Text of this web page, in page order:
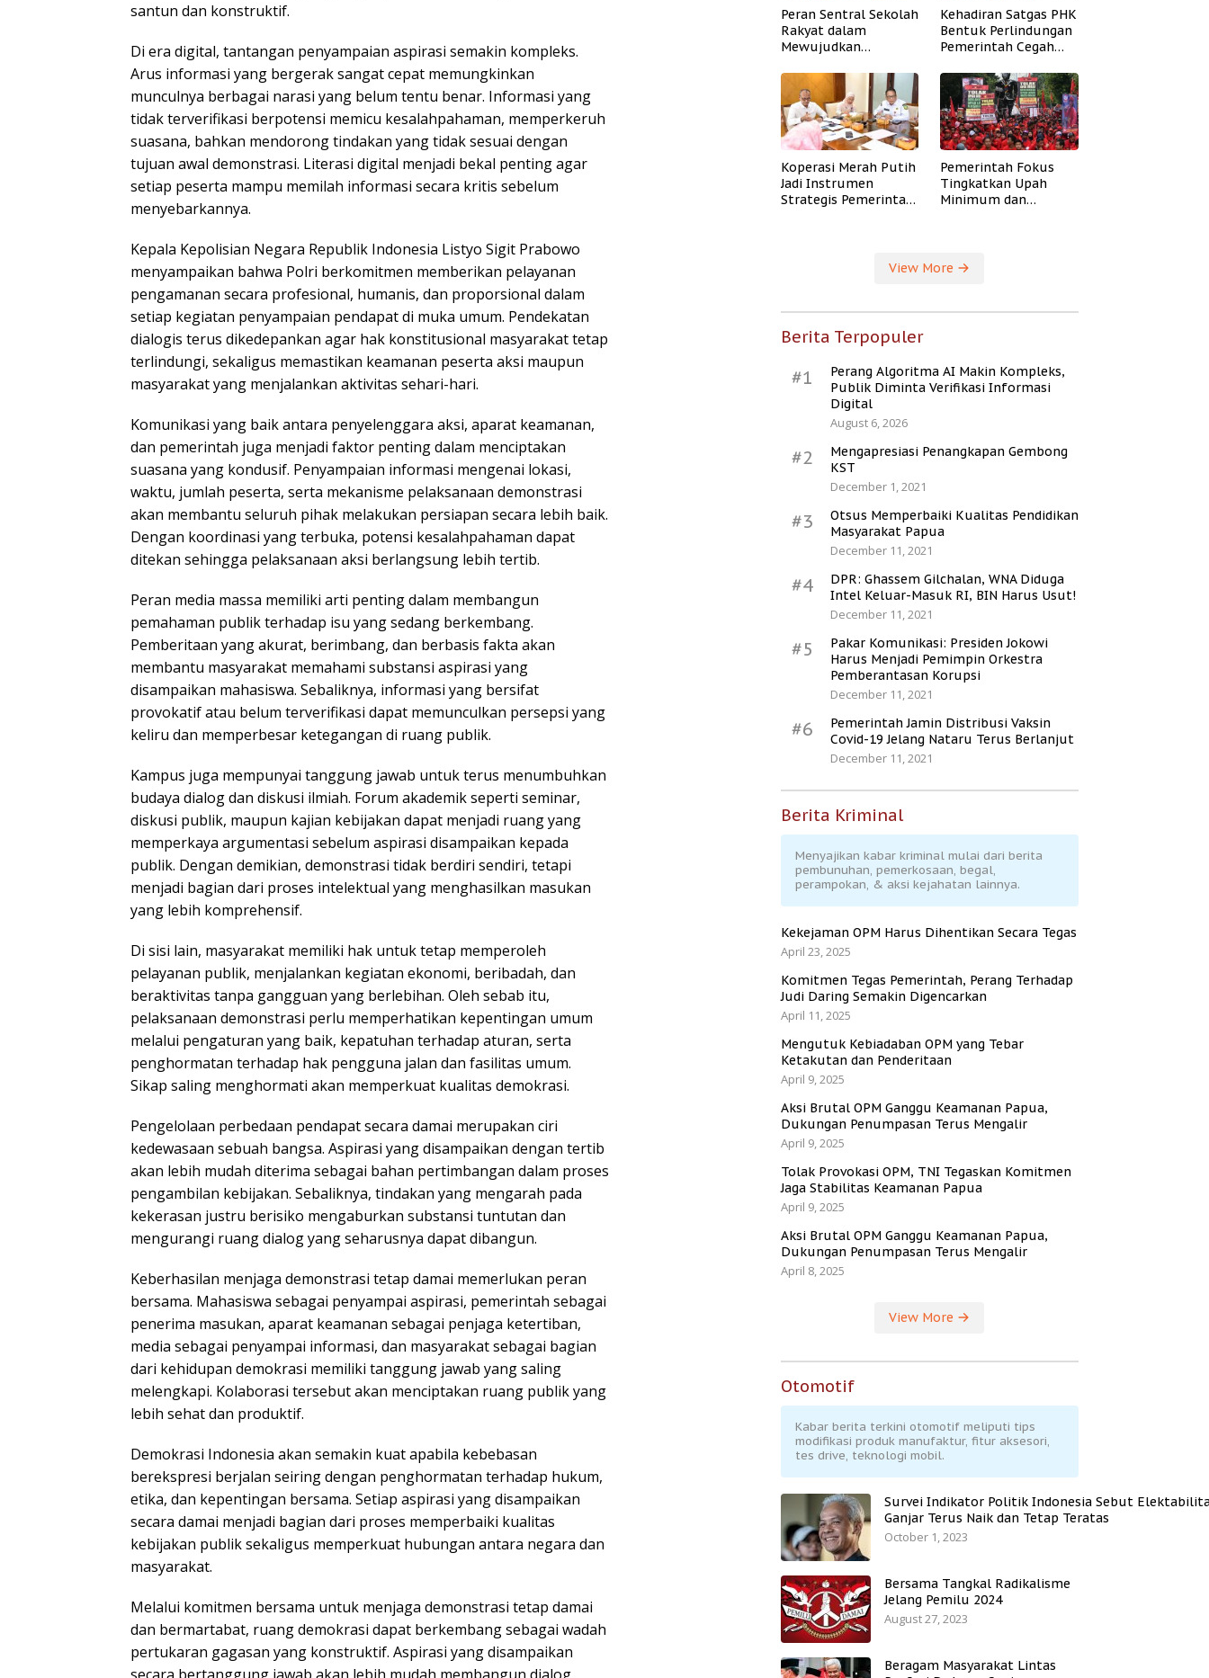
santun dan konstruktif.
Di era digital, tantangan penyampaian aspirasi semakin kompleks.
Arus informasi yang bergerak sangat cepat memungkinkan
munculnya berbagai narasi yang belum tentu benar. Informasi yang
tidak terverifikasi berpotensi memicu kesalahpahaman, memperkeruh
suasana, bahkan mendorong tindakan yang tidak sesuai dengan
tujuan awal demonstrasi. Literasi digital menjadi bekal penting agar
setiap peserta mampu memilah informasi secara kritis sebelum
menyebarkannya.
Kepala Kepolisian Negara Republik Indonesia Listyo Sigit Prabowo
menyampaikan bahwa Polri berkomitmen memberikan pelayanan
pengamanan secara profesional, humanis, dan proporsional dalam
setiap kegiatan penyampaian pendapat di muka umum. Pendekatan
dialogis terus dikedepankan agar hak konstitusional masyarakat tetap
terlindungi, sekaligus memastikan keamanan peserta aksi maupun
masyarakat yang menjalankan aktivitas sehari-hari.
Komunikasi yang baik antara penyelenggara aksi, aparat keamanan,
dan pemerintah juga menjadi faktor penting dalam menciptakan
suasana yang kondusif. Penyampaian informasi mengenai lokasi,
waktu, jumlah peserta, serta mekanisme pelaksanaan demonstrasi
akan membantu seluruh pihak melakukan persiapan secara lebih baik.
Dengan koordinasi yang terbuka, potensi kesalahpahaman dapat
ditekan sehingga pelaksanaan aksi berlangsung lebih tertib.
Peran media massa memiliki arti penting dalam membangun
pemahaman publik terhadap isu yang sedang berkembang.
Pemberitaan yang akurat, berimbang, dan berbasis fakta akan
membantu masyarakat memahami substansi aspirasi yang
disampaikan mahasiswa. Sebaliknya, informasi yang bersifat
provokatif atau belum terverifikasi dapat memunculkan persepsi yang
keliru dan memperbesar ketegangan di ruang publik.
Kampus juga mempunyai tanggung jawab untuk terus menumbuhkan
budaya dialog dan diskusi ilmiah. Forum akademik seperti seminar,
diskusi publik, maupun kajian kebijakan dapat menjadi ruang yang
memperkaya argumentasi sebelum aspirasi disampaikan kepada
publik. Dengan demikian, demonstrasi tidak berdiri sendiri, tetapi
menjadi bagian dari proses intelektual yang menghasilkan masukan
yang lebih komprehensif.
Di sisi lain, masyarakat memiliki hak untuk tetap memperoleh
pelayanan publik, menjalankan kegiatan ekonomi, beribadah, dan
beraktivitas tanpa gangguan yang berlebihan. Oleh sebab itu,
pelaksanaan demonstrasi perlu memperhatikan kepentingan umum
melalui pengaturan yang baik, kepatuhan terhadap aturan, serta
penghormatan terhadap hak pengguna jalan dan fasilitas umum.
Sikap saling menghormati akan memperkuat kualitas demokrasi.
Pengelolaan perbedaan pendapat secara damai merupakan ciri
kedewasaan sebuah bangsa. Aspirasi yang disampaikan dengan tertib
akan lebih mudah diterima sebagai bahan pertimbangan dalam proses
pengambilan kebijakan. Sebaliknya, tindakan yang mengarah pada
kekerasan justru berisiko mengaburkan substansi tuntutan dan
mengurangi ruang dialog yang seharusnya dapat dibangun.
Keberhasilan menjaga demonstrasi tetap damai memerlukan peran
bersama. Mahasiswa sebagai penyampai aspirasi, pemerintah sebagai
penerima masukan, aparat keamanan sebagai penjaga ketertiban,
media sebagai penyampai informasi, dan masyarakat sebagai bagian
dari kehidupan demokrasi memiliki tanggung jawab yang saling
melengkapi. Kolaborasi tersebut akan menciptakan ruang publik yang
lebih sehat dan produktif.
Demokrasi Indonesia akan semakin kuat apabila kebebasan
berekspresi berjalan seiring dengan penghormatan terhadap hukum,
etika, dan kepentingan bersama. Setiap aspirasi yang disampaikan
secara damai menjadi bagian dari proses memperbaiki kualitas
kebijakan publik sekaligus memperkuat hubungan antara negara dan
masyarakat.
Melalui komitmen bersama untuk menjaga demonstrasi tetap damai
dan bermartabat, ruang demokrasi dapat berkembang sebagai wadah
pertukaran gagasan yang konstruktif. Aspirasi yang disampaikan
Peran Sentral Sekolah
Rakyat dalam
Mewujudkan
Kehadiran Satgas PHK
Bentuk Perlindungan
Pemerintah Cegah
Koperasi Merah Putih
Jadi Instrumen
Strategis Pemerintah
Pemerintah Fokus
Tingkatkan Upah
Minimum dan
View More
Berita Terpopuler
#1
Perang Algoritma AI Makin Kompleks,
Publik Diminta Verifikasi Informasi
Digital
August 6, 2026
#2
Mengapresiasi Penangkapan Gembong
KST
December 1, 2021
#3
Otsus Memperbaiki Kualitas Pendidikan
Masyarakat Papua
December 11, 2021
#4
DPR: Ghassem Gilchalan, WNA Diduga
Intel Keluar-Masuk RI, BIN Harus Usut!
December 11, 2021
#5
Pakar Komunikasi: Presiden Jokowi
Harus Menjadi Pemimpin Orkestra
Pemberantasan Korupsi
December 11, 2021
#6
Pemerintah Jamin Distribusi Vaksin
Covid-19 Jelang Nataru Terus Berlanjut
December 11, 2021
Berita Kriminal
Menyajikan kabar kriminal mulai dari berita
pembunuhan, pemerkosaan, begal,
perampokan, & aksi kejahatan lainnya.
Kekejaman OPM Harus Dihentikan Secara Tegas
April 23, 2025
Komitmen Tegas Pemerintah, Perang Terhadap
Judi Daring Semakin Digencarkan
April 11, 2025
Mengutuk Kebiadaban OPM yang Tebar
Ketakutan dan Penderitaan
April 9, 2025
Aksi Brutal OPM Ganggu Keamanan Papua,
Dukungan Penumpasan Terus Mengalir
April 9, 2025
Tolak Provokasi OPM, TNI Tegaskan Komitmen
Jaga Stabilitas Keamanan Papua
April 9, 2025
Aksi Brutal OPM Ganggu Keamanan Papua,
Dukungan Penumpasan Terus Mengalir
April 8, 2025
View More
Otomotif
Kabar berita terkini otomotif meliputi tips
modifikasi produk manufaktur, fitur aksesori,
tes drive, teknologi mobil.
Survei Indikator Politik Indonesia Sebut
Ganjar Terus Naik dan Tetap Teratas
October 1, 2023
Bersama Tangkal Radikalisme
Jelang Pemilu 2024
August 27, 2023
Beragam Masyarakat Lintas